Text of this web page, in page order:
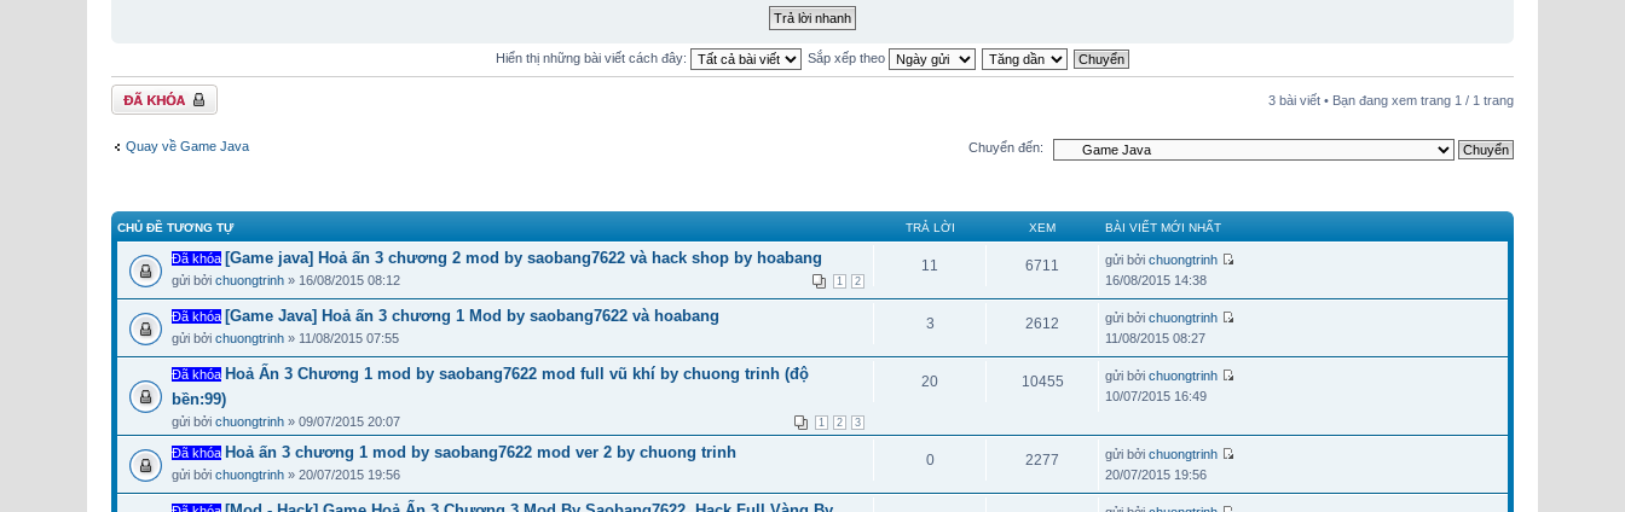
Hiển thị những bài viết cách đây: Sắp xếp theo
Chủ đề bị khóa 3 bài viết • Bạn đang xem trang 1 / 1 trang
Quay về Game Java Chuyển đến:
CHỦ ĐỀ TƯƠNG TỰ TRẢ LỜI XEM BÀI VIẾT MỚI NHẤT
Đã khóa [Game java] Hoả ấn 3 chương 2 mod by saobang7622 và hack shop by hoabang
1 2
gửi bởi chuongtrinh » 16/08/2015 08:12
11 6711 gửi bởi chuongtrinh
16/08/2015 14:38
Đã khóa [Game Java] Hoả ấn 3 chương 1 Mod by saobang7622 và hoabang
gửi bởi chuongtrinh » 11/08/2015 07:55
3 2612 gửi bởi chuongtrinh
11/08/2015 08:27
Đã khóa Hoả Ấn 3 Chương 1 mod by saobang7622 mod full vũ khí by chuong trinh (độ
bền:99)
1 2 3
gửi bởi chuongtrinh » 09/07/2015 20:07
20 10455 gửi bởi chuongtrinh
10/07/2015 16:49
Đã khóa Hoả ấn 3 chương 1 mod by saobang7622 mod ver 2 by chuong trinh
gửi bởi chuongtrinh » 20/07/2015 19:56
0 2277 gửi bởi chuongtrinh
20/07/2015 19:56